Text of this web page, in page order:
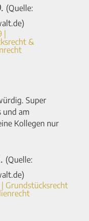
(Quelle:
&
Super
und am
Kollegen nur
(Quelle:
| Grundstücksrecht